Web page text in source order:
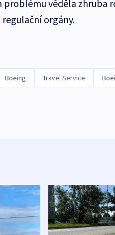
problému věděla zhruba
orgány.
Boeing Travel Service